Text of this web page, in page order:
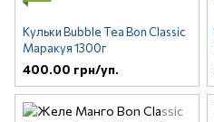
Кульки Bubble Tea Bon Classic
Маракуя 1300г
400.00 грн/уп.